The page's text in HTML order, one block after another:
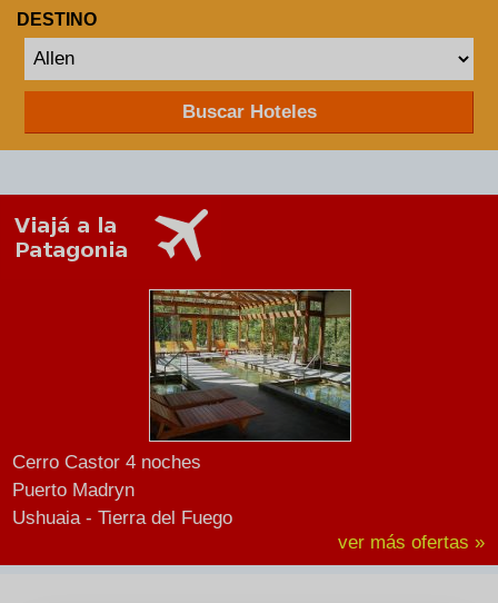
DESTINO
Buscar Hoteles
Cerro Castor 4 noches
Puerto Madryn
Ushuaia - Tierra del Fuego
ver más ofertas »